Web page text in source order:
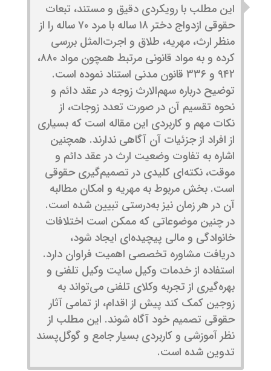
این مطلب با رویکردی دقیق و مستند، تبعات
حقوقی ازدواج دختر ۱۸ ساله با مرد ۷۰ ساله را از
منظر ارث، مهریه، طلاق و اجرت‌المثل بررسی
کرده و به مواد قانونی مرتبط همچون مواد ۸۸۰،
۹۴۲ و ۳۳۶ قانون مدنی استناد نموده است.
توضیح درباره سهم‌الارث زوجه در عقد دائم و
نحوه تقسیم آن در صورت تعدد زوجات، از
نکات مهم و کاربردی این مقاله است که بسیاری
از افراد از جزئیات آن آگاهی ندارند. همچنین
اشاره به تفاوت وضعیت ارث در عقد دائم و
موقت، نکته‌ای کلیدی در تصمیم‌گیری حقوقی
است. بخش مربوط به مهریه و امکان مطالبه
آن در هر زمان نیز به‌درستی تبیین شده است.
در چنین موضوعاتی که ممکن است اختلافات
خانوادگی و مالی پیچیده‌ای ایجاد شود،
دریافت مشاوره تخصصی اهمیت فراوان دارد.
استفاده از خدمات وکیل سایت وکیل تلفنی و
بهره‌گیری از تجربه وکلای تلفنی می‌تواند به
زوجین کمک کند پیش از اقدام، از تمامی آثار
حقوقی تصمیم خود آگاه شوند. این مطلب از
نظر آموزشی و کاربردی بسیار جامع و گوگل‌پسند
تدوین شده است.